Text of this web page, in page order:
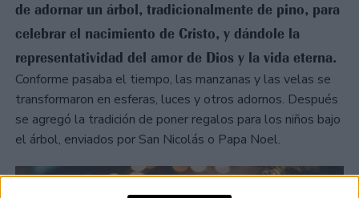
de adornar un árbol, tradicionalmente de pino, para
celebrar el nacimiento de Cristo, y dándole la
representatividad del amor de Dios y la vida eterna.
Conforme pasaba el tiempo, las manzanas y las velas se
transformaron en esferas, luces y otros adornos. Después
se agregó la tradición de poner regalos para los niños bajo
el árbol, enviados por San Nicolás o Papa Noel.